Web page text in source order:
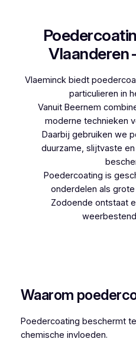
Vlaanderen
Vlaeminck biedt
particulieren in
Vanuit Beernem
moderne technieken
Daarbij gebruiken we
duurzame, slijtvaste
Poedercoating is
onderdelen als
Zodoende ontstaat
Waarom
Poedercoating beschermt
chemische invloeden.